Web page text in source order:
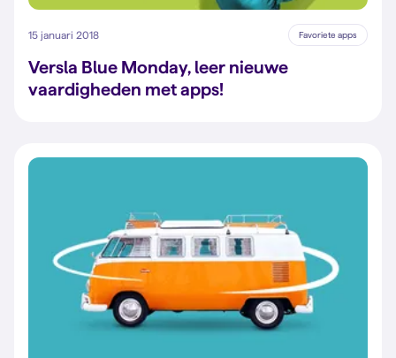
15 januari 2018 Favoriete apps
Versla Blue Monday, leer nieuwe
vaardigheden met apps!